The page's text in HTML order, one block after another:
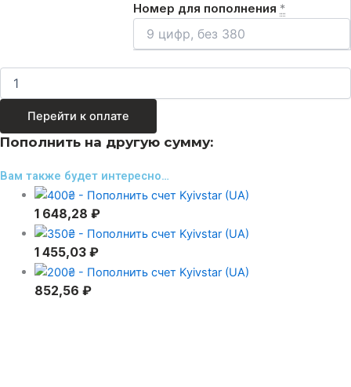
Номер для пополнения *
Перейти к оплате
Пополнить на другую сумму:
Вам также будет интересно…
1 648,28 ₽
1 455,03 ₽
852,56 ₽